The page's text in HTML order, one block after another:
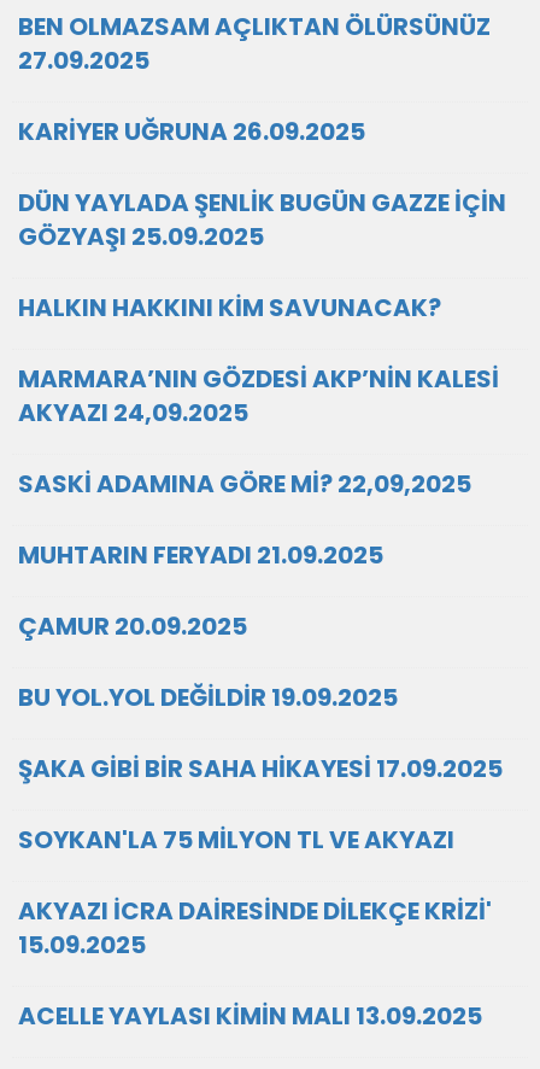
BEN OLMAZSAM AÇLIKTAN ÖLÜRSÜNÜZ
27.09.2025
KARİYER UĞRUNA 26.09.2025
DÜN YAYLADA ŞENLİK BUGÜN GAZZE İÇİN
GÖZYAŞI 25.09.2025
HALKIN HAKKINI KİM SAVUNACAK?
MARMARA’NIN GÖZDESİ AKP’NİN KALESİ
AKYAZI 24,09.2025
SASKİ ADAMINA GÖRE Mİ? 22,09,2025
MUHTARIN FERYADI 21.09.2025
ÇAMUR 20.09.2025
BU YOL.YOL DEĞİLDİR 19.09.2025
ŞAKA GİBİ BİR SAHA HİKAYESİ 17.09.2025
SOYKAN'LA 75 MİLYON TL VE AKYAZI
AKYAZI İCRA DAİRESİNDE DİLEKÇE KRİZİ'
15.09.2025
ACELLE YAYLASI KİMİN MALI 13.09.2025